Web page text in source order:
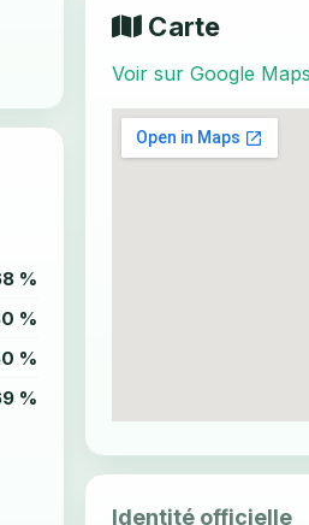
%
%
%
%
Carte
Voir sur Google Maps
Identité officielle